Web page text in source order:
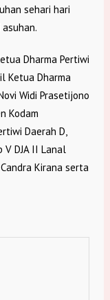
sehari hari
Dharma Pertiwi
Ketua Dharma
Widi Prasetijono
Kodam
Daerah D,
V DJA II Lanal
Kirana serta